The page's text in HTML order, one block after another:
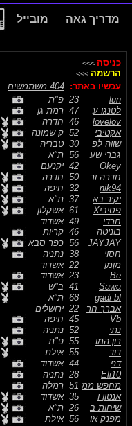
מדריך גאה מובייל
כניסה>>>
הרשמה>>>
עכשיו באתר: 404 משתמשים
פ"ת
לטנגו ע
47
רמת גן
lovelov
46
חדרה
אקטיבי
52
ק שמונה
שווה לפ
30
טבריה
גברי שע
56
ת"א
Okey
יקנעם
חדרה ור
50
חדרה
nik94
חיפה
יקיר בא
37
ת"א
פסיביX
61
אשקלון
חרדי
אשדוד
בוניטה
קריות
JAYJAY
56
כפר סבא
חסוי
נתניה
מןמן
אשדוד
אשדוד
Sawa
ב"ש
gadi bl
68
ת"א
אברך חר 22
ירושלים
חיפה
נתניה
רון המו
55
פ"ת
אילת
אשדוד
Eli10
נתניה
מחפש ממ
רמלה
אנטון ו
אשדוד
שיחות ב
26
ת"א
מפנק או
56 אילת